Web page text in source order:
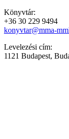
Könyvtár:
+36 30 229 9494
konyvtar@mma-
Levelezési cím:
1121 Budapest,